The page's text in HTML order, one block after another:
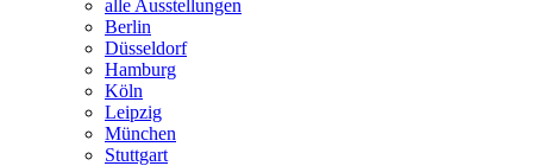
alle Ausstellungen
Berlin
Düsseldorf
Hamburg
Köln
Leipzig
München
Stuttgart